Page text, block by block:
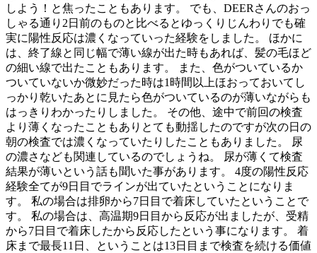
しよう！と焦ったこともあります。 でも、DEERさんのおっ
しゃる通り2日前のものと比べるとゆっくりじんわりでも確
実に陽性反応は濃くなっていった経験をしました。 ほかに
は、終了線と同じ幅で薄い線が出た時もあれば、髪の毛ほど
の細い線で出たこともあります。 また、色がついているか
ついていないか微妙だった時は1時間以上ほおっておいてし
っかり乾いたあとに見たら色がついているのが薄いながらも
はっきりわかったりしました。 その他、途中で前回の検査
より薄くなったこともありとても動揺したのですが次の日の
朝の検査では濃くなっていたりしたこともありました。 尿
の濃さなども関連しているのでしょうね。 尿が薄くて検査
結果が薄いという話も聞いた事があります。 4度の陽性反応
経験全てが9日目でラインが出ていたということになりま
す。 私の場合は排卵から7日目で着床していたということで
す。 私の場合は、高温期9日目から反応が出ましたが、受精
から7日目で着床したから反応したという事になります。 着
床まで最長11日、ということは13日目まで検査を続ける価値